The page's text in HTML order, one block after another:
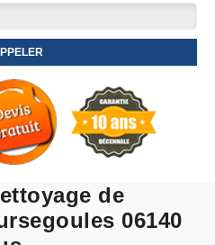
de
06140